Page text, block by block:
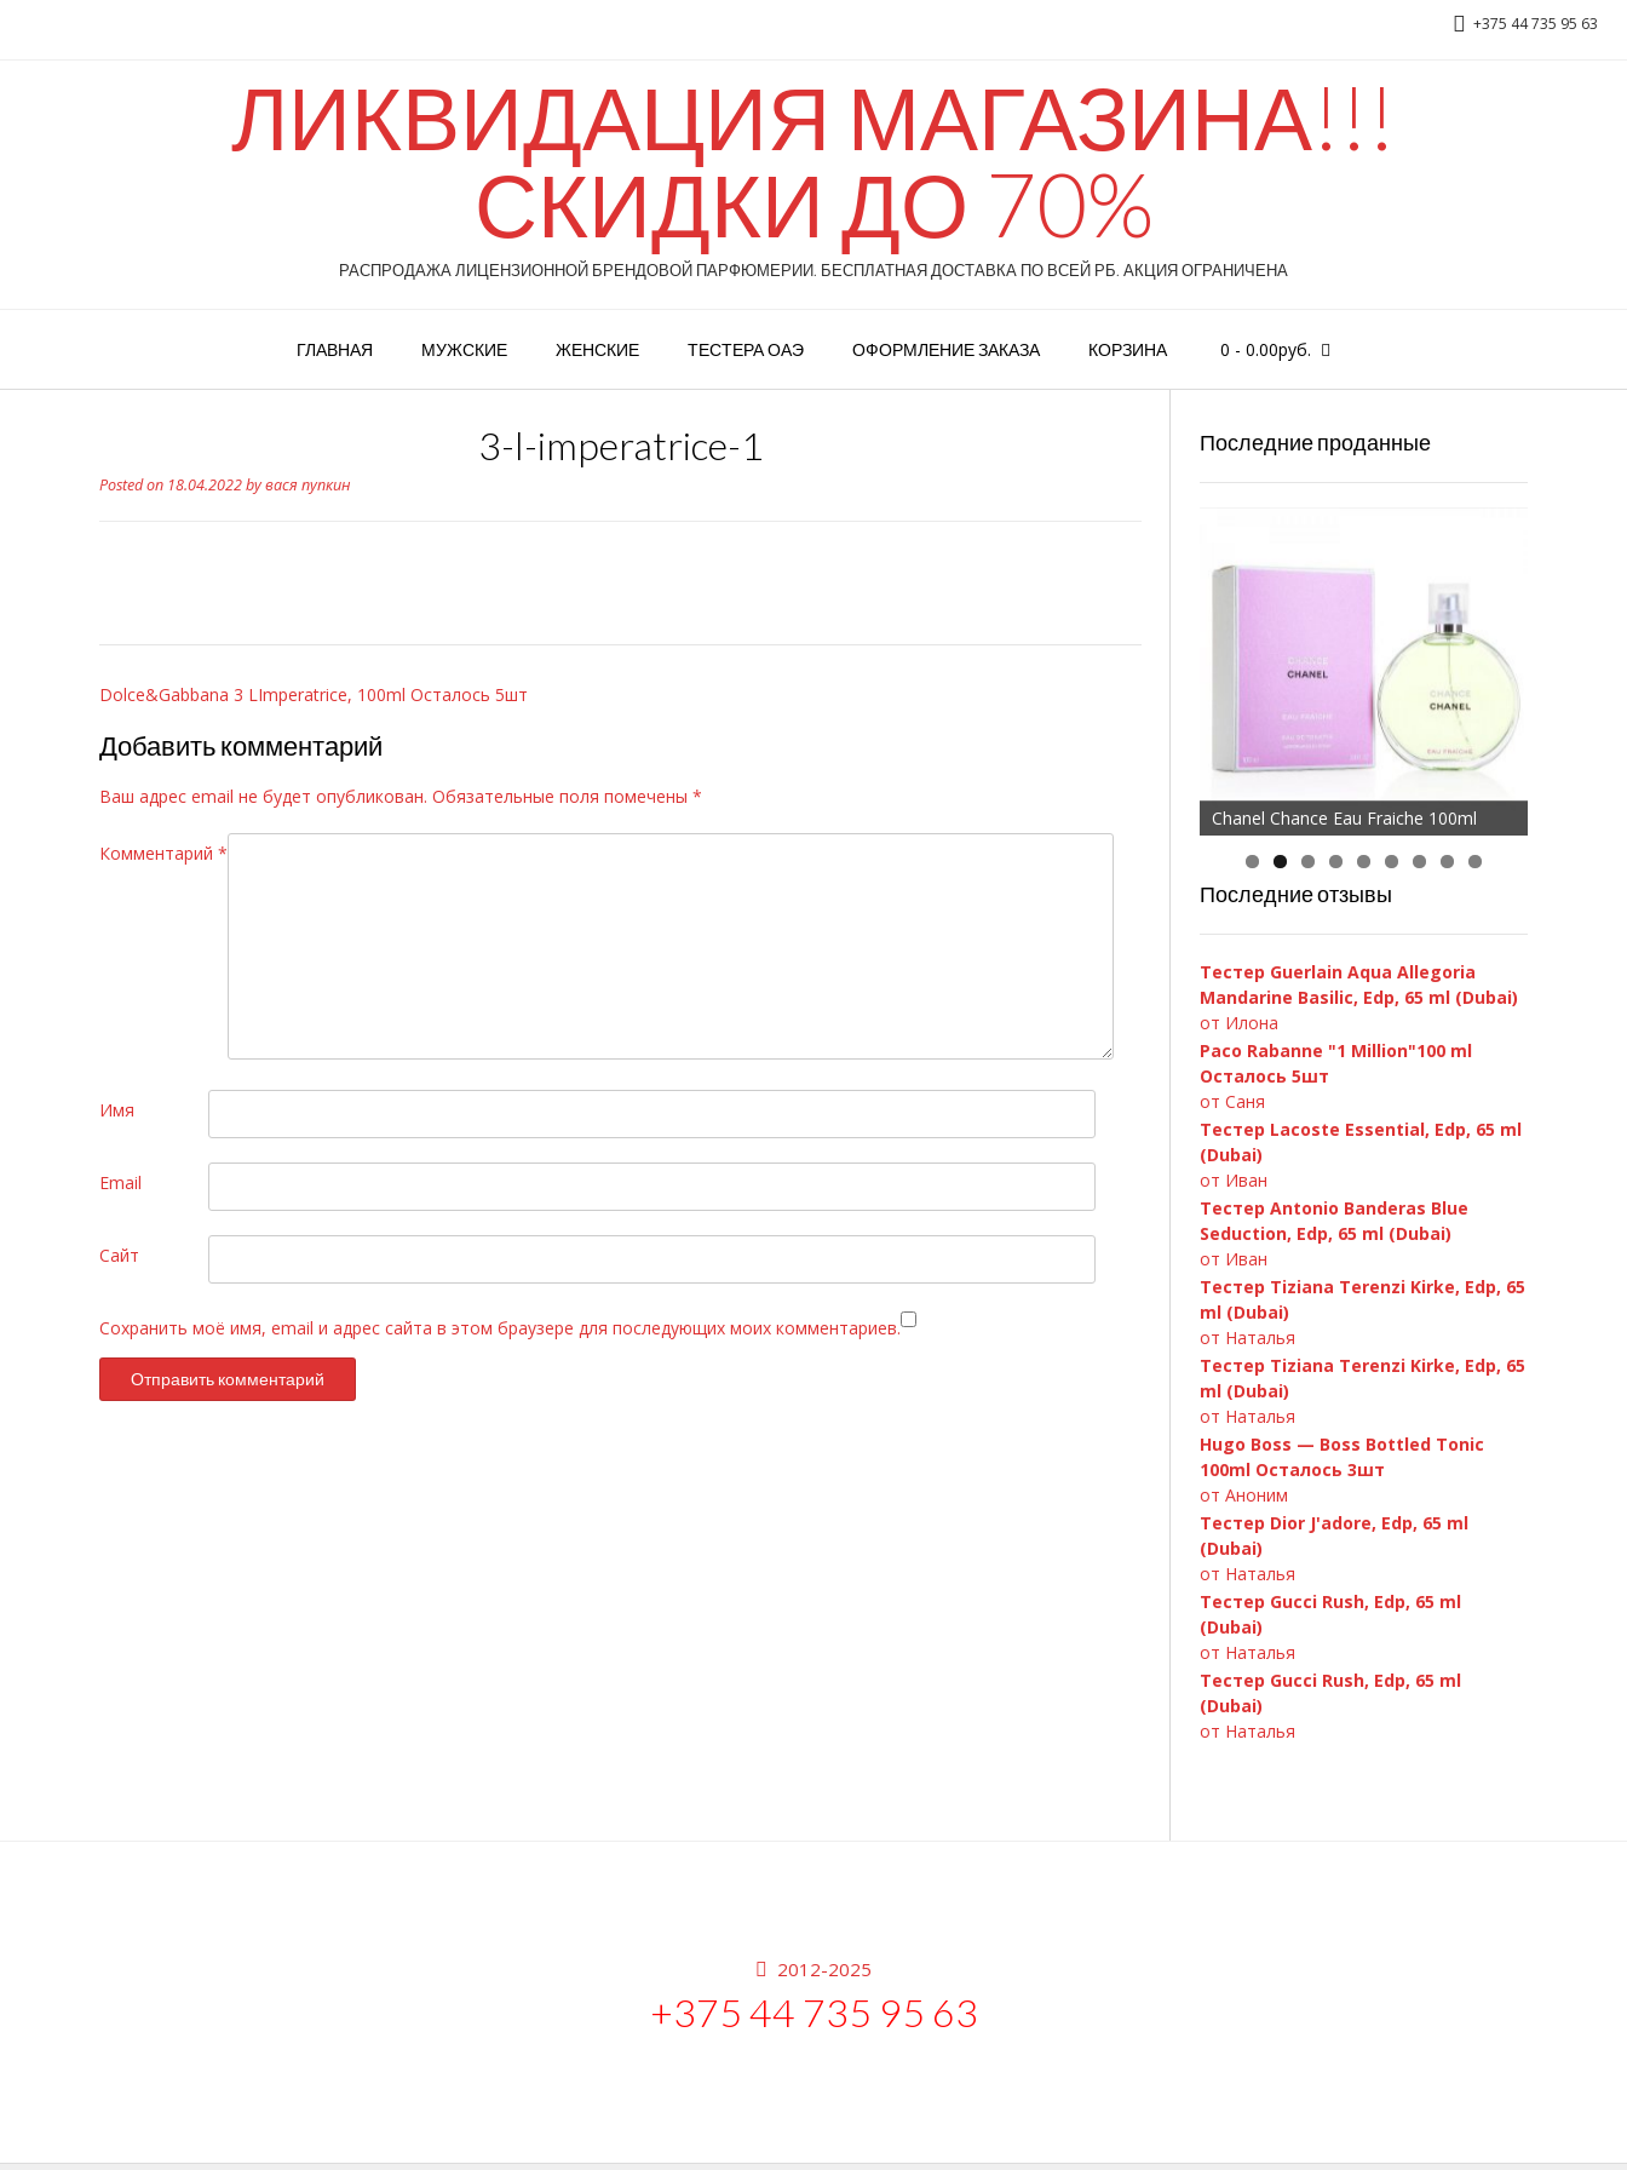
+375 44 735 95 63
ЛИКВИДАЦИЯ МАГАЗИНА!!!
СКИДКИ ДО 70%
РАСПРОДАЖА ЛИЦЕНЗИОННОЙ БРЕНДОВОЙ ПАРФЮМЕРИИ. БЕСПЛАТНАЯ ДОСТАВКА ПО ВСЕЙ РБ. АКЦИЯ ОГРАНИЧЕНА
ГЛАВНАЯ МУЖСКИЕ ЖЕНСКИЕ ТЕСТЕРА ОАЭ ОФОРМЛЕНИЕ ЗАКАЗА КОРЗИНА 0 - 0.00руб.
3-l-imperatrice-1
Posted on 18.04.2022byвася пупкин
Навигация
по
записям
Dolce&Gabbana 3 LImperatrice, 100ml Осталось 5шт
Добавить комментарий
Ваш адрес email не будет опубликован. Обязательные поля помечены *
Комментарий *
Имя
Email
Сайт
Сохранить моё имя, email и адрес сайта в этом браузере для последующих моих комментариев.
Последние проданные
Versace «Bright Crystal» 90ml
Chanel Chance Eau Fraiche 100ml
A.Banderas «Blue Seduction» 100ml
C.Dior «Fahrenheit» 100ml
Последние отзывы
Тестер Guerlain Aqua Allegoria
Mandarine Basilic, Edp, 65 ml (Dubai)
от Илона
Paco Rabanne "1 Million"100 ml
Осталось 5шт
от Саня
Тестер Lacoste Essential, Edp, 65 ml
(Dubai)
от Иван
Тестер Antonio Banderas Blue
Seduction, Edp, 65 ml (Dubai)
от Иван
Тестер Tiziana Terenzi Kirke, Edp, 65
ml (Dubai)
от Наталья
Тестер Tiziana Terenzi Kirke, Edp, 65
ml (Dubai)
от Наталья
Hugo Boss — Boss Bottled Tonic
100ml Осталось 3шт
от Аноним
Тестер Dior J'adore, Edp, 65 ml
(Dubai)
от Наталья
Тестер Gucci Rush, Edp, 65 ml
(Dubai)
от Наталья
Тестер Gucci Rush, Edp, 65 ml
(Dubai)
от Наталья
2012-2025
+375 44 735 95 63